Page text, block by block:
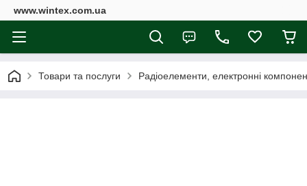
www.wintex.com.ua
Товари та послуги Радіоелементи, електронні